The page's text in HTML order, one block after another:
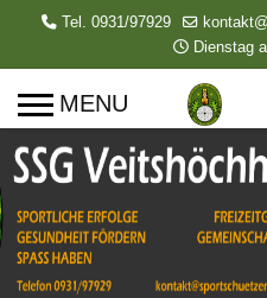
Tel. 0931/97929
Dienstag